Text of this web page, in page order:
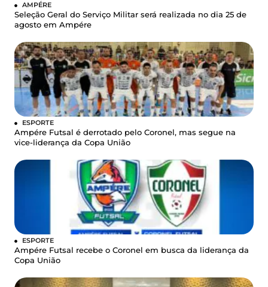
AMPÉRE
Seleção Geral do Serviço Militar será realizada no dia 25 de
agosto em Ampére
ESPORTE
Ampére Futsal é derrotado pelo Coronel, mas segue na
vice-liderança da Copa União
ESPORTE
Ampére Futsal recebe o Coronel em busca da liderança da
Copa União